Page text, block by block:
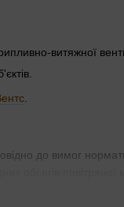
витяжної
до вимог